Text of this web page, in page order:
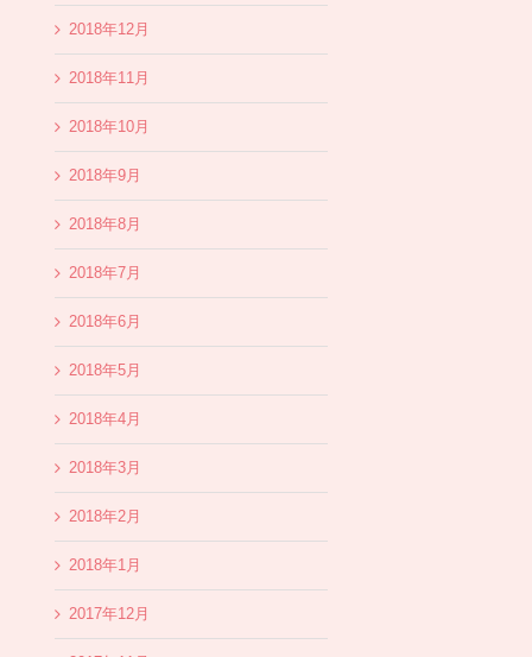
2018年12月
2018年11月
2018年10月
2018年9月
2018年8月
2018年7月
2018年6月
2018年5月
2018年4月
2018年3月
2018年2月
2018年1月
2017年12月